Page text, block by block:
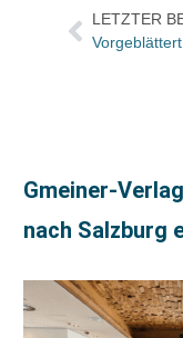
LETZTER
Gmeiner-
nach Salzburg